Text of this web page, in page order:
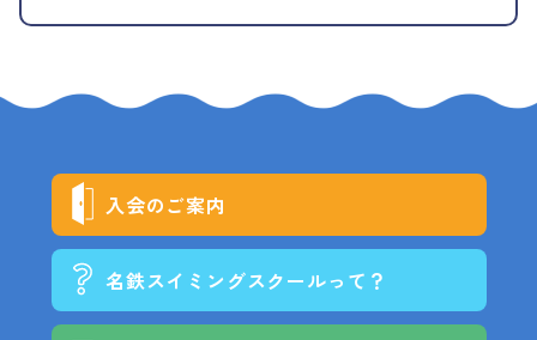
入会のご案内
名鉄スイミングスクールって？